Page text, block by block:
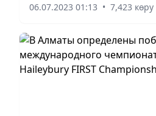
исторических наук,
06.07.2023 01:13 • 7,423 көру